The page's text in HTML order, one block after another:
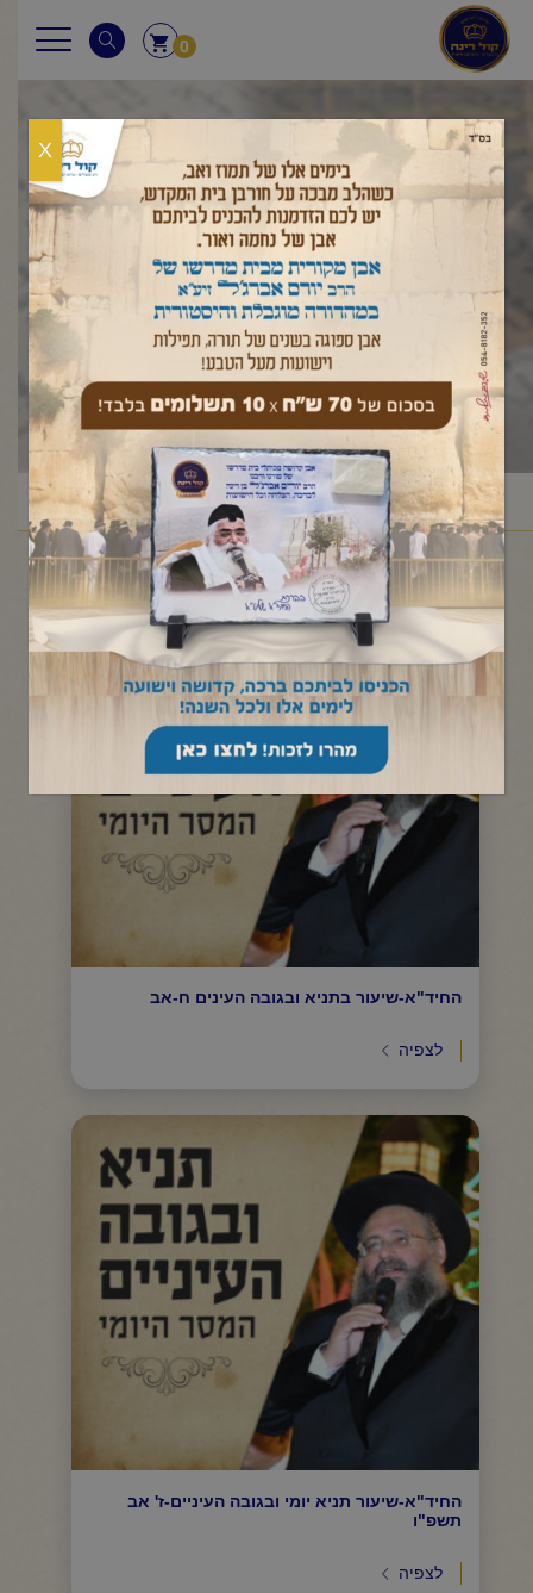
0
בגובה העיניים
הלכה ותניא יומי
ראשי/שיעורי החיד"א /בגובה העיניים הלכה ותניא יומי
תפריט קטגוריות
החיד"א-שיעור בתניא ובגובה העינים ח-אב
לצפיה
החיד"א-שיעור תניא יומי ובגובה העיניים-ז' אב
תשפ"ו
לצפיה
X